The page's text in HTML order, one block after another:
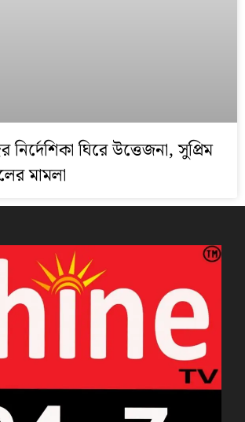
নির্দেশিকা ঘিরে উত্তেজনা, সুপ্রিম
মামলা